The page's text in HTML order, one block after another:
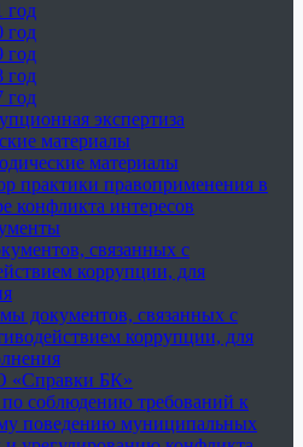
год
год
год
год
год
экспертиза
материалы
материалы
практики правоприменения в
конфликта интересов
связанных с
коррупции, для
документов, связанных с
коррупции, для
БК»
соблюдению требований к
поведению муниципальных